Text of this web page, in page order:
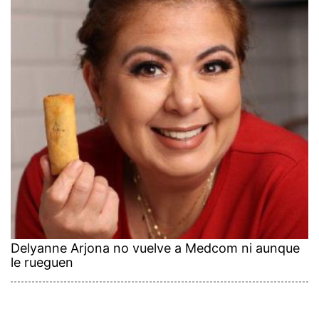
Delyanne Arjona no vuelve a Medcom ni aunque
le rueguen